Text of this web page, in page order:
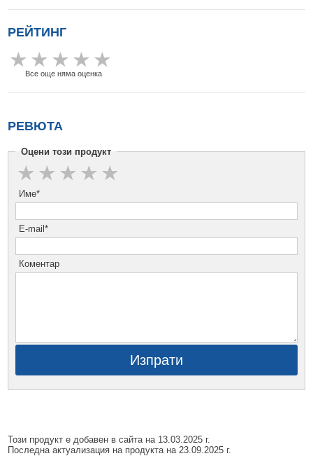
РЕЙТИНГ
Все още няма оценка
РЕВЮТА
Оцени този продукт
Име*
E-mail*
Коментар
Изпрати
Този продукт е добавен в сайта на 13.03.2025 г.
Последна актуализация на продукта на 23.09.2025 г.